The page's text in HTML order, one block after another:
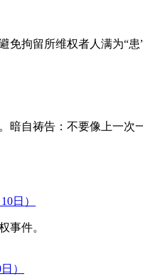
免拘留所维权者人满为“
暗自祷告：不要像上一次
日）
事件。
）